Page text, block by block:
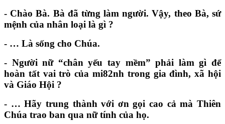
- Chào Bà. Bà đã từng làm người. Vậy, theo Bà, sứ
mệnh của nhân loại là gì ?
- … Là sống cho Chúa.
- Người nữ “chân yếu tay mềm” phải làm gì để
hoàn tất vai trò của mi82nh trong gia đình, xã hội
và Giáo Hội ?
- … Hãy trung thành với ơn gọi cao cả mà Thiên
Chúa trao ban qua nữ tính của họ.